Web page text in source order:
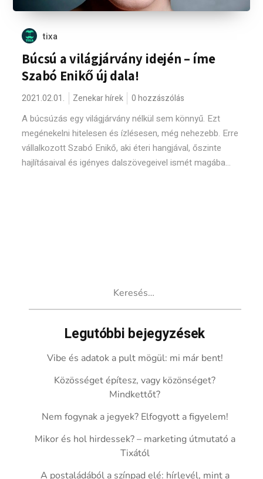
tixa
Búcsú a világjárvány idején – íme
Szabó Enikő új dala!
2021.02.01. Zenekar hírek 0 hozzászólás
A búcsúzás egy világjárvány nélkül sem könnyű. Ezt
megénekelni hitelesen és ízlésesen, még nehezebb. Erre
vállalkozott Szabó Enikő, aki éteri hangjával, őszinte
hajlításaival és igényes dalszövegeivel ismét magába...
Legutóbbi bejegyzések
Vibe és adatok a pult mögül: mi már bent!
Közösséget építesz, vagy közönséget?
Mindkettőt?
Nem fogynak a jegyek? Elfogyott a figyelem!
Mikor és hol hirdessek? – marketing útmutató a
Tixától
A postaládából a színpad elé: hírlevél, mint a